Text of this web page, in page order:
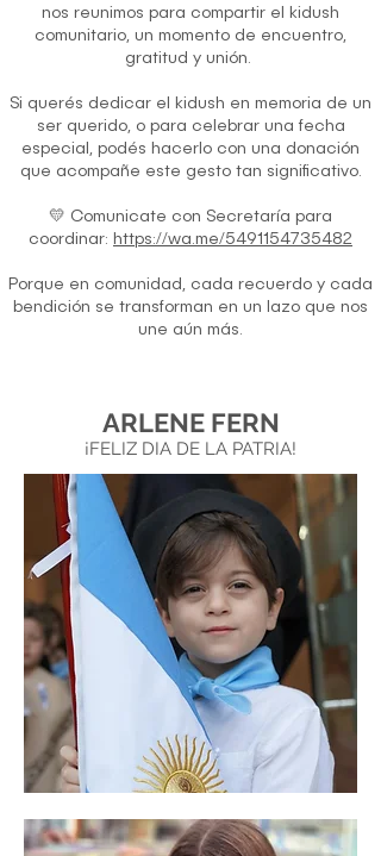
nos reunimos para compartir el kidush
comunitario, un momento de encuentro,
gratitud y unión.
Si querés dedicar el kidush en memoria de un
ser querido, o para celebrar una fecha
especial, podés hacerlo con una donación
que acompañe este gesto tan significativo.
💛 Comunicate con Secretaría para
coordinar: https://wa.me/5491154735482
Porque en comunidad, cada recuerdo y cada
bendición se transforman en un lazo que nos
une aún más.
ARLENE FERN
¡FELIZ DIA DE LA PATRIA!